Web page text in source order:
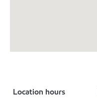
Location hours